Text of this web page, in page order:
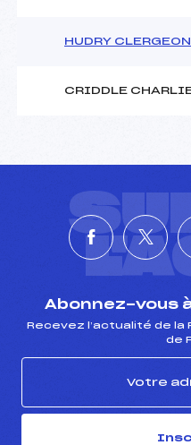
HUDRY
CRIDDLE
Abonnez-vous
Recevez l’actualité de la
de